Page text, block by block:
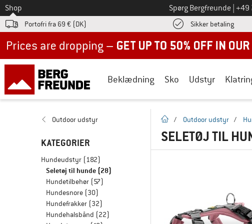
Til
Shop Spørg Bergfreunde +49
Portofri fra 69 € (DK) Sikker betalingFind
Beklædning Sko Udstyr
Outdoor udstyr
KATEGORIER
Hundeudstyr (182)
Seletøj til hunde (28)
Hundetilbehør (57)
Hundesnore (30)
Hundefrakker (32)
Hundehalsbånd (22)
Hjemmeside
/ Outdoor udstyr /
SELETØJ TIL